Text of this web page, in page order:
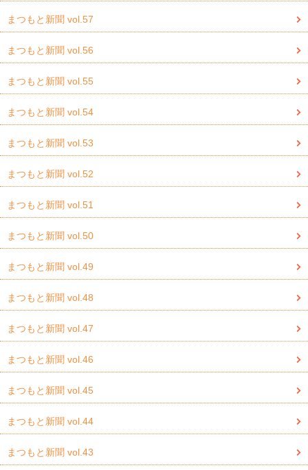
まつもと新聞 vol.57
まつもと新聞 vol.56
まつもと新聞 vol.55
まつもと新聞 vol.54
まつもと新聞 vol.53
まつもと新聞 vol.52
まつもと新聞 vol.51
まつもと新聞 vol.50
まつもと新聞 vol.49
まつもと新聞 vol.48
まつもと新聞 vol.47
まつもと新聞 vol.46
まつもと新聞 vol.45
まつもと新聞 vol.44
まつもと新聞 vol.43